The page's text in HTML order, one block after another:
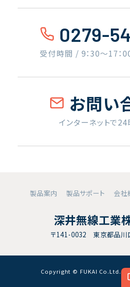
0279-
受付時間 / 9：30〜17：00
お問い
インターネットで
製品案内 製品サポート 会社
深井無線工業
〒141-0032 東京都品川
Copyright © FUKAI Co.Ltd. All